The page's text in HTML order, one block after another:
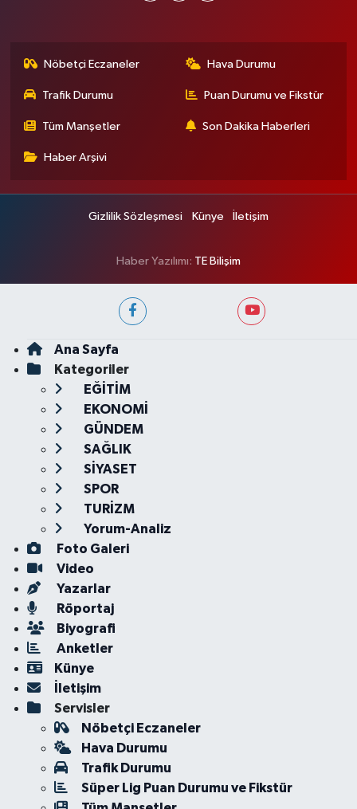
Nöbetçi Eczaneler Hava Durumu
Trafik Durumu Puan Durumu ve Fikstür
Tüm Manşetler Son Dakika Haberleri
Haber Arşivi
Gizlilik Sözleşmesi Künye İletişim
Haber Yazılımı: TE Bilişim
Ana Sayfa
Kategoriler
EĞİTİM
EKONOMİ
GÜNDEM
SAĞLIK
SİYASET
SPOR
TURİZM
Yorum-Analiz
Foto Galeri
Video
Yazarlar
Röportaj
Biyografi
Anketler
Künye
İletişim
Servisler
Nöbetçi Eczaneler
Hava Durumu
Trafik Durumu
Süper Lig Puan Durumu ve Fikstür